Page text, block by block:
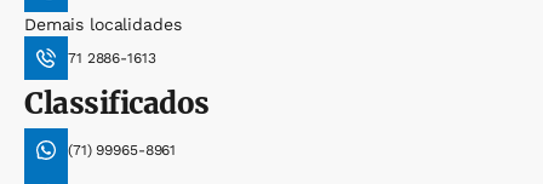
Demais localidades
71 2886-1613
Classificados
(71) 99965-8961